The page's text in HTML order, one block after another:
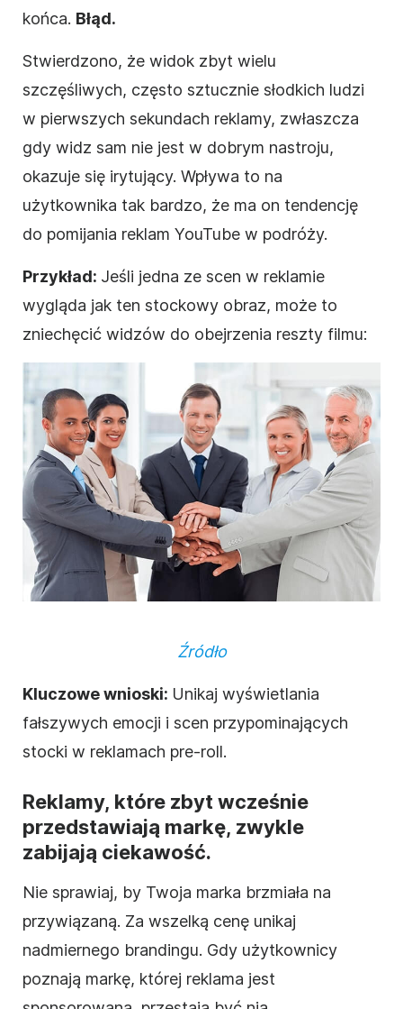
końca. Błąd.
Stwierdzono, że widok zbyt wielu
szczęśliwych, często sztucznie słodkich ludzi
w pierwszych sekundach reklamy, zwłaszcza
gdy widz sam nie jest w dobrym nastroju,
okazuje się irytujący. Wpływa to na
użytkownika tak bardzo, że ma on tendencję
do pomijania reklam YouTube w podróży.
Przykład: Jeśli jedna ze scen w reklamie
wygląda jak ten stockowy obraz, może to
zniechęcić widzów do obejrzenia reszty filmu:
Źródło
Kluczowe wnioski: Unikaj wyświetlania
fałszywych emocji i scen przypominających
stocki w reklamach pre-roll.
Reklamy, które zbyt wcześnie
przedstawiają markę, zwykle
zabijają ciekawość.
Nie sprawiaj, by Twoja marka brzmiała na
przywiązaną. Za wszelką cenę unikaj
nadmiernego brandingu. Gdy użytkownicy
poznają markę, której reklama jest